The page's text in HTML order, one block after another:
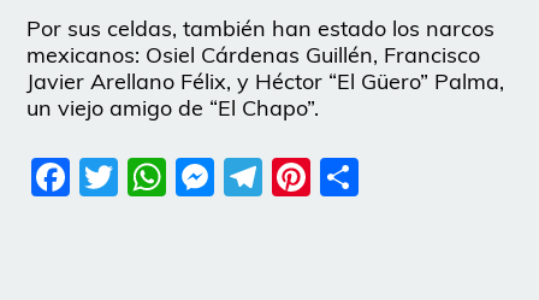
Por sus celdas, también han estado los narcos
mexicanos: Osiel Cárdenas Guillén, Francisco
Javier Arellano Félix, y Héctor “El Güero” Palma,
un viejo amigo de “El Chapo”.
Facebook
Twitter
WhatsApp
Messenger
Telegram
Pinterest